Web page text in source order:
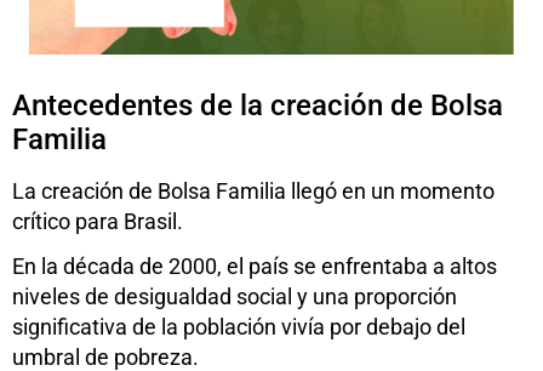
Antecedentes de la creación de Bolsa
Familia
La creación de Bolsa Familia llegó en un momento
crítico para Brasil.
En la década de 2000, el país se enfrentaba a altos
niveles de desigualdad social y una proporción
significativa de la población vivía por debajo del
umbral de pobreza.